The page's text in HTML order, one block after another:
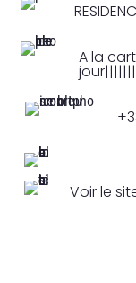
A la
Voir le